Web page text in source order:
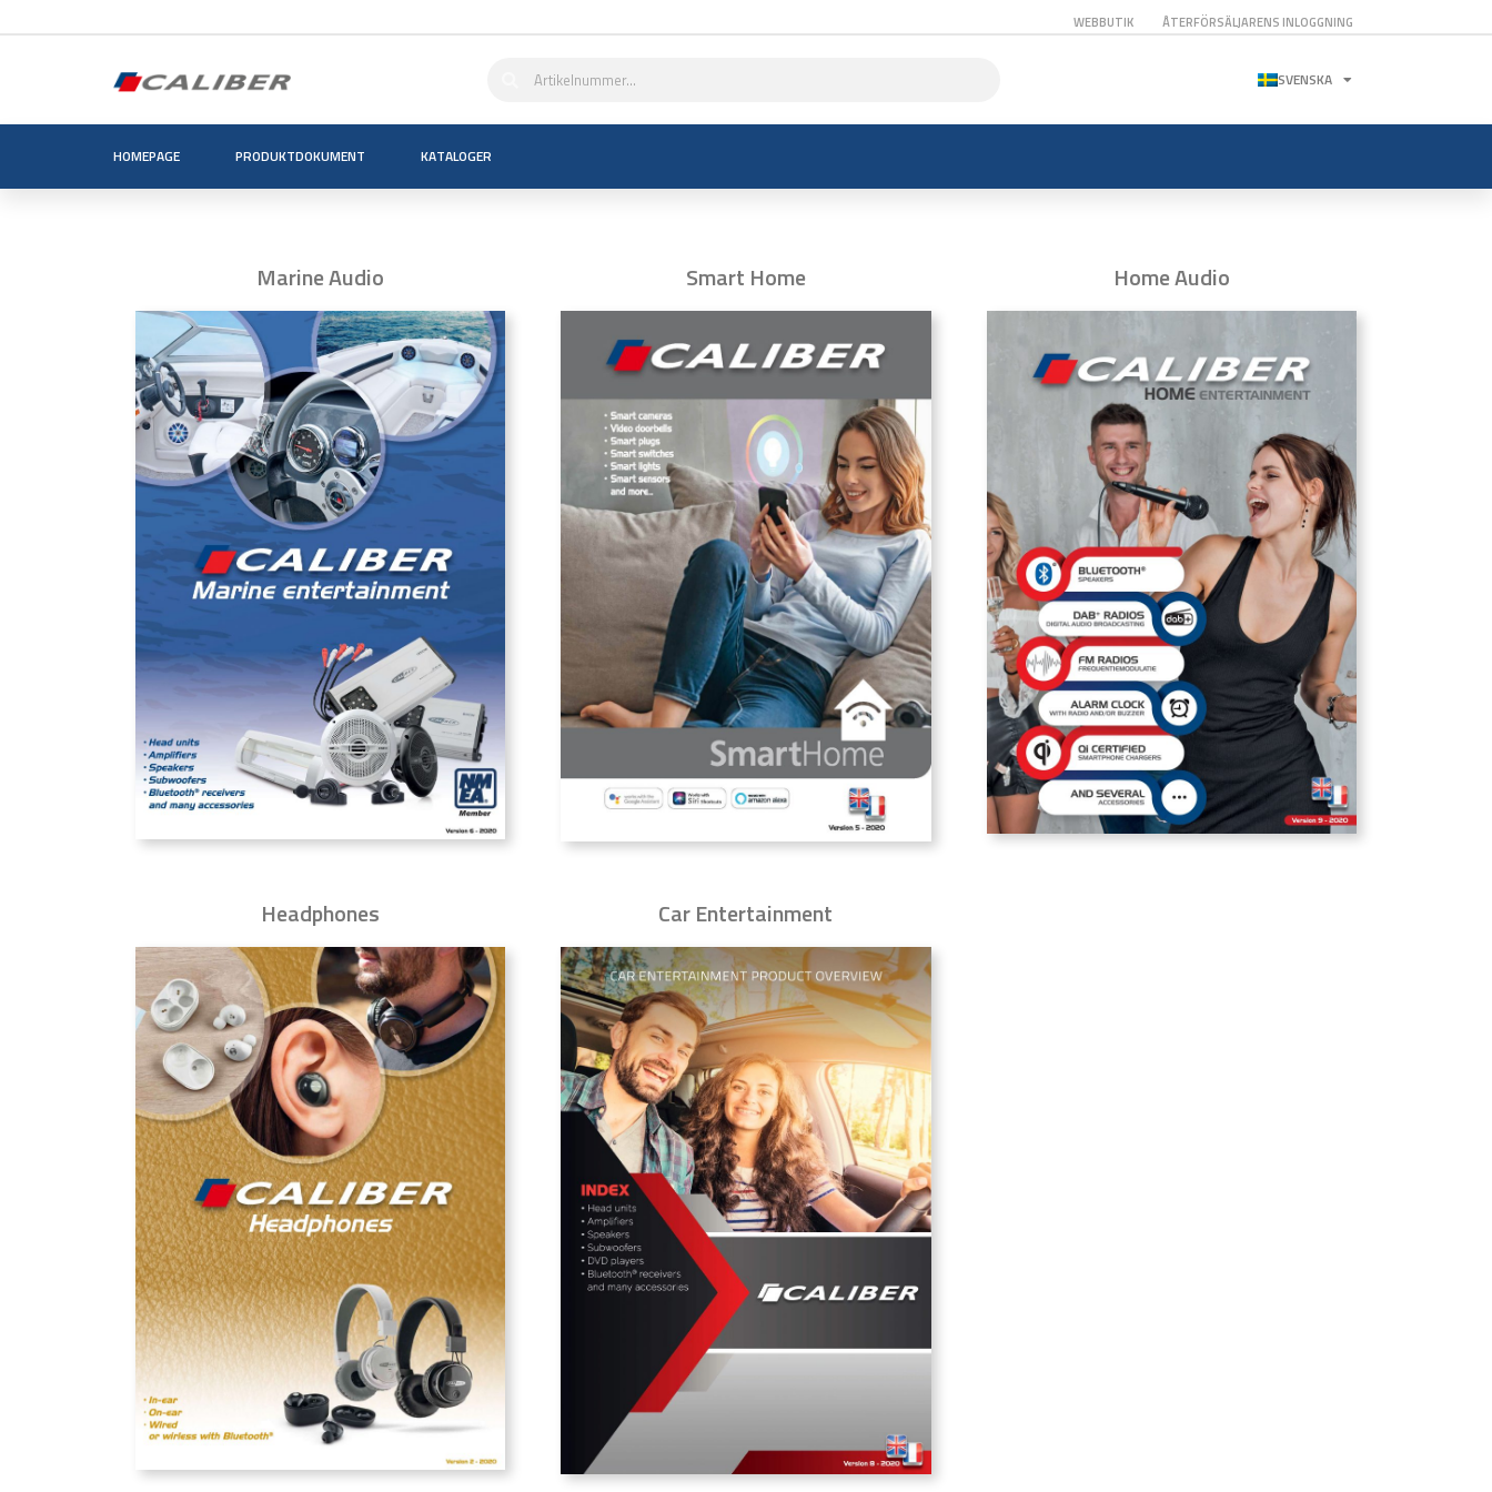
WEBBUTIK ÅTERFÖRSÄLJARENS INLOGGNING
SVENSKA
HOMEPAGE PRODUKTDOKUMENT KATALOGER
Marine Audio Smart Home Home Audio
Headphones Car Entertainment